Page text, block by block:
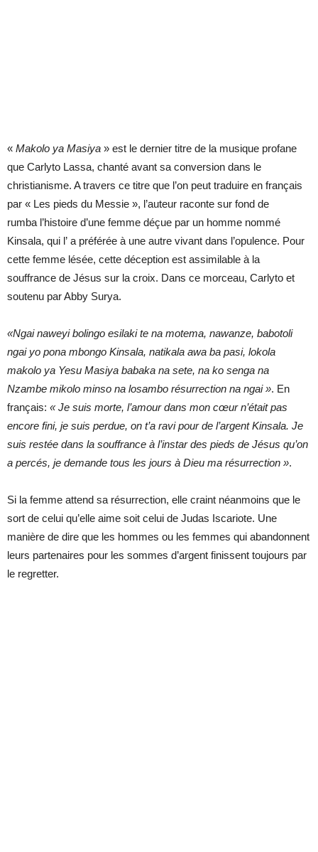
« Makolo ya Masiya » est le dernier titre de la musique profane
que Carlyto Lassa, chanté avant sa conversion dans le
christianisme. A travers ce titre que l’on peut traduire en français
par « Les pieds du Messie », l’auteur raconte sur fond de
rumba l’histoire d’une femme déçue par un homme nommé
Kinsala, qui l’ a préférée à une autre vivant dans l’opulence. Pour
cette femme lésée, cette déception est assimilable à la
souffrance de Jésus sur la croix. Dans ce morceau, Carlyto et
soutenu par Abby Surya.
«Ngai naweyi bolingo esilaki te na motema, nawanze, babotoli
ngai yo pona mbongo Kinsala, natikala awa ba pasi, lokola
makolo ya Yesu Masiya babaka na sete, na ko senga na
Nzambe mikolo minso na losambo résurrection na ngai ». En
français: « Je suis morte, l’amour dans mon cœur n’était pas
encore fini, je suis perdue, on t’a ravi pour de l’argent Kinsala. Je
suis restée dans la souffrance à l’instar des pieds de Jésus qu’on
a percés, je demande tous les jours à Dieu ma résurrection ».
Si la femme attend sa résurrection, elle craint néanmoins que le
sort de celui qu’elle aime soit celui de Judas Iscariote. Une
manière de dire que les hommes ou les femmes qui abandonnent
leurs partenaires pour les sommes d’argent finissent toujours par
le regretter.